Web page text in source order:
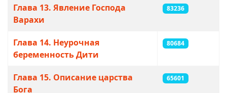
Глава 13. Явление Господа
Варахи
83236
Глава 14. Неурочная
беременность Дити
80684
Глава 15. Описание царства
Бога
65601